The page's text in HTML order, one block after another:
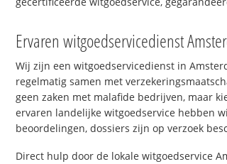
Ervaren witgoedservicedienst
Wij zijn een witgoedservicedienst in
regelmatig samen met
geen zaken met malafide bedrijven, maar
ervaren landelijke witgoedservice hebben
beoordelingen, dossiers zijn op verzoek
Direct hulp door de lokale witgoedservice